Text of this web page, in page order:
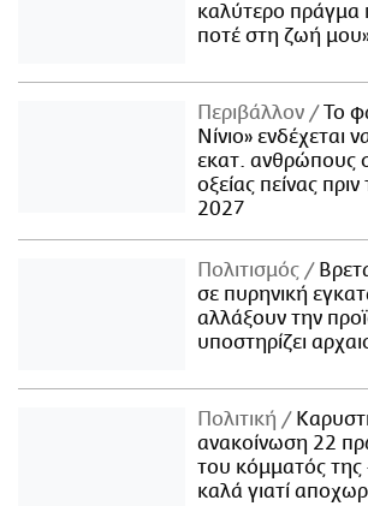
καλύτερο πράγμα
ποτέ στη ζωή
Περιβάλλον
Το
Νίνιο» ενδέχεται
εκατ. ανθρώπους
οξείας πείνας
2027
Πολιτισμός
σε πυρηνική
αλλάξουν την
υποστηρίζει
Πολιτική
ανακοίνωση 22
του κόμματός της
καλά γιατί